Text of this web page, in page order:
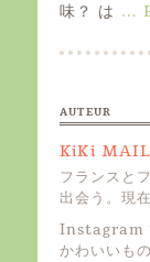
n
味？ は …
AUTEUR
KiKi
フランスと
出会う。現
Instagram
かわいいも